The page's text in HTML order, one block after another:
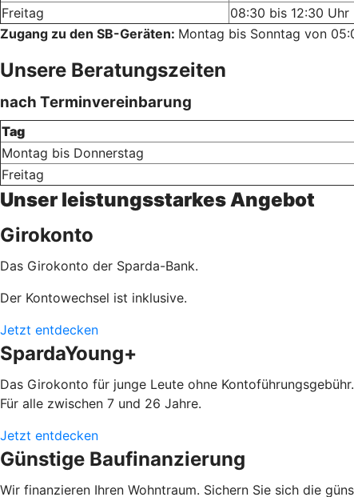
Freitag
08:30 bis 12:30 Uhr
Zugang zu den SB-Geräten: Montag bis Sonntag von
Unsere Beratungszeiten
nach Terminvereinbarung
Tag
Montag bis Donnerstag
Freitag
Unser leistungsstarkes Angebot
Girokonto
Das Girokonto der Sparda-Bank.
Der Kontowechsel ist inklusive.
Jetzt entdecken
SpardaYoung+
Das Girokonto für junge Leute ohne
Für alle zwischen 7 und 26 Jahre.
Jetzt entdecken
Günstige Baufinanzierung
Wir finanzieren Ihren Wohntraum. Sichern Sie sich die